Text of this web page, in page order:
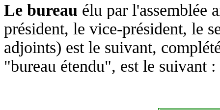
Le bureau élu par l'assemblée
président, le vice-président, le
adjoints) est le suivant,
"bureau étendu", est le suivant :